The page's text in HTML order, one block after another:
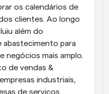
os calendários de
clientes. Ao longo
além do
abastecimento para
negócios mais amplo.
de vendas &
industriais,
de serviços.